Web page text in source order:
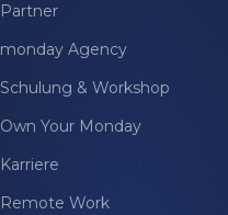
Partner
monday Agency
Schulung & Workshop
Own Your Monday
Karriere
Remote Work